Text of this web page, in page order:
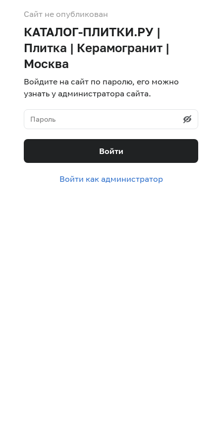
Сайт не опубликован
КАТАЛОГ-ПЛИТКИ.РУ |
Плитка | Керамогранит |
Москва
Войдите на сайт по паролю, его можно
узнать у администратора сайта.
Войти
Войти как администратор